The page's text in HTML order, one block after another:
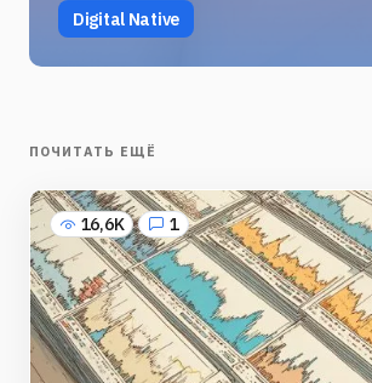
Digital Native
ПОЧИТАТЬ ЕЩЁ
16,6K 1